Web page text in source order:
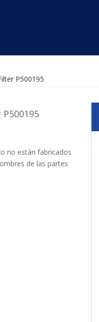
P500195
no están fabricados
de las partes